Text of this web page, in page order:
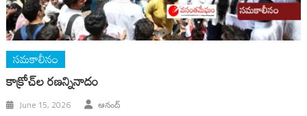
సమకాలీనం
కాక్రోచ్‌ల ర‌ణ‌న్నినాదం
June 15, 2026 ఆనంద్